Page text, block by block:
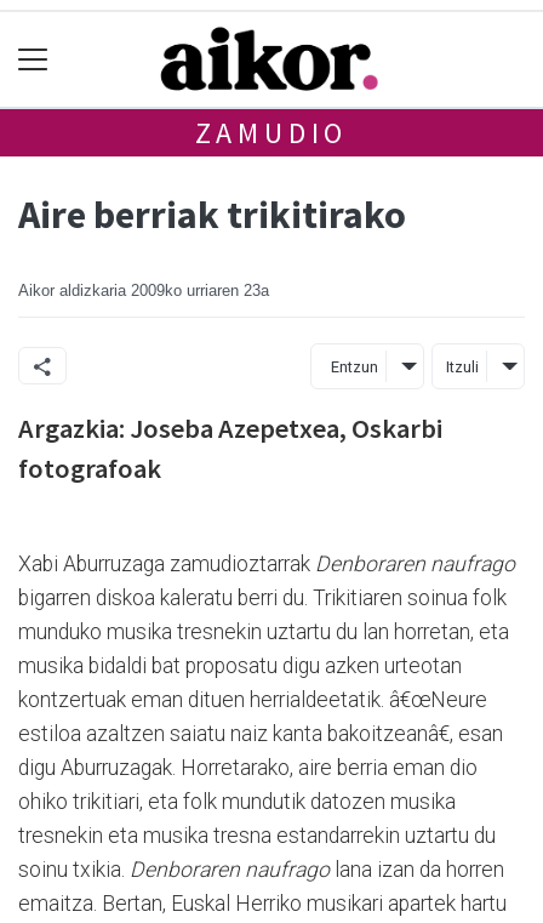
ZAMUDIO
Aire berriak trikitirako
Aikor aldizkaria 2009ko urriaren 23a
Entzun Itzuli
Argazkia: Joseba Azepetxea, Oskarbi
fotografoak
Xabi Aburruzaga zamudioztarrak Denboraren naufrago
bigarren diskoa kaleratu berri du. Trikitiaren soinua folk
munduko musika tresnekin uztartu du lan horretan, eta
musika bidaldi bat proposatu digu azken urteotan
kontzertuak eman dituen herrialdeetatik. â€œNeure
estiloa azaltzen saiatu naiz kanta bakoitzeanâ€, esan
digu Aburruzagak. Horretarako, aire berria eman dio
ohiko trikitiari, eta folk mundutik datozen musika
tresnekin eta musika tresna estandarrekin uztartu du
soinu txikia. Denboraren naufragolana izan da horren
emaitza. Bertan, Euskal Herriko musikari apartek hartu